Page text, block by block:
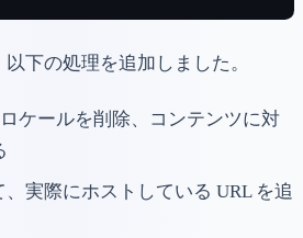
下の処理を追加しました。
ケールを削除、コンテンツに対
実際にホストしている URL を追